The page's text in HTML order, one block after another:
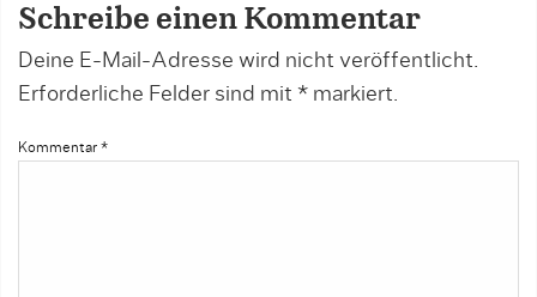
Schreibe einen Kommentar
Deine E-Mail-Adresse wird nicht veröffentlicht.
Erforderliche Felder sind mit * markiert.
Kommentar *